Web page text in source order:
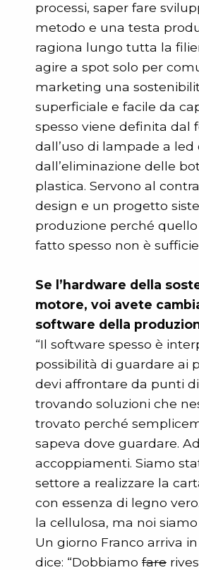
processi, saper fare
metodo e una testa
ragiona lungo tutta la
agire a spot solo per
marketing una
superficiale e facile da
spesso viene definita dal
dall’uso di lampade a led
dall’eliminazione delle
plastica. Servono al
design e un progetto
produzione perché
fatto spesso non è
Se l’hardware della
motore, voi avete
software della
“Il software spesso è
possibilità di guardare ai
devi affrontare da punti
trovando soluzioni che
trovato perché
sapeva dove guardare.
accoppiamenti. Siamo
settore a realizzare la
con essenza di legno
la cellulosa, ma noi
Un giorno Franco arriva
dice: “Dobbiamo fare